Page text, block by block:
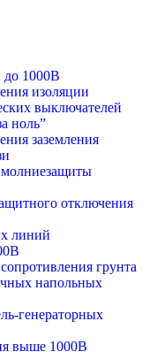
до 1000В
изоляции
выключателей
ноль”
заземления
молниезащиты
отключения
линий
грунта
напольных
генераторных
выше 1000В